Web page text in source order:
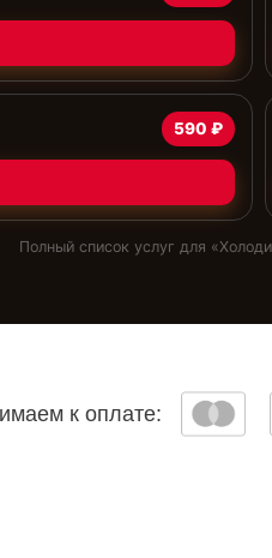
590 ₽
Полный список услуг для «
к оплате: